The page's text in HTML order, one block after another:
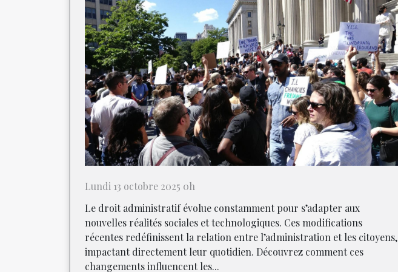
Lundi 13 octobre 2025 0h
Le droit administratif évolue constamment pour s’adapter aux
nouvelles réalités sociales et technologiques. Ces modifications
récentes redéfinissent la relation entre l’administration et les citoyens,
impactant directement leur quotidien. Découvrez comment ces
changements influencent les...